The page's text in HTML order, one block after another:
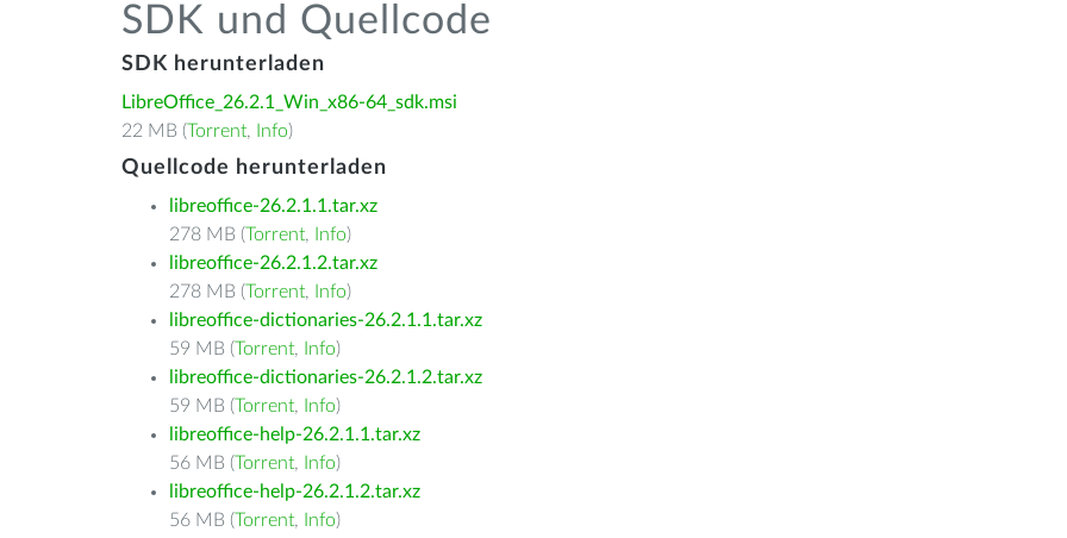
SDK und Quellcode
SDK herunterladen
LibreOffice_26.2.1_Win_x86-64_sdk.msi
22 MB (Torrent, Info)
Quellcode herunterladen
libreoffice-26.2.1.1.tar.xz
278 MB (Torrent, Info)
libreoffice-26.2.1.2.tar.xz
278 MB (Torrent, Info)
libreoffice-dictionaries-26.2.1.1.tar.xz
59 MB (Torrent, Info)
libreoffice-dictionaries-26.2.1.2.tar.xz
59 MB (Torrent, Info)
libreoffice-help-26.2.1.1.tar.xz
56 MB (Torrent, Info)
libreoffice-help-26.2.1.2.tar.xz
56 MB (Torrent, Info)